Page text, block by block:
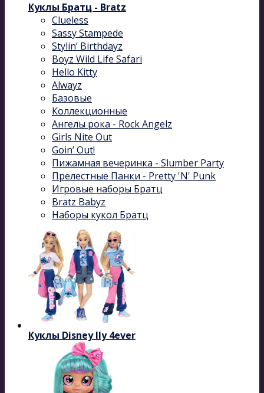
Куклы Братц - Bratz
Clueless
Sassy Stampede
Stylin’ Birthdayz
Boyz Wild Life Safari
Hello Kitty
Alwayz
Базовые
Коллекционные
Ангелы рока - Rock Angelz
Girls Nite Out
Goin’ Out!
Пижамная вечеринка - Slumber Party
Прелестные Панки - Pretty 'N' Punk
Игровые наборы Братц
Bratz Babyz
Наборы кукол Братц
Куклы Disney Ily 4ever